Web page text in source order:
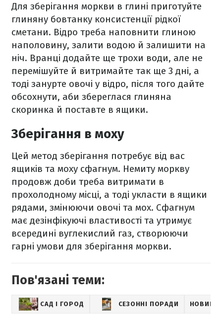
Для зберігання моркви в глині приготуйте
глиняну бовтанку консистенції рідкої
сметани. Відро треба наповнити глиною
наполовину, залити водою й залишити на
ніч. Вранці додайте ще трохи води, але не
перемішуйте й витримайте так ще 3 дні, а
тоді занурте овочі у відро, після того дайте
обсохнути, аби збереглася глиняна
скоринка й поставте в ящики.
Зберігання в моху
Цей метод зберігання потребує від вас
ящиків та моху сфагнум. Немиту моркву
продовж доби треба витримати в
прохолодному місці, а тоді укласти в ящики
рядами, змінюючи овочі та мох. Сфагнум
має дезінфікуючі властивості та утримує
всередині вуглекислий газ, створюючи
гарні умови для зберігання моркви.
Пов'язані теми:
САД І ГОРОД СЕЗОННІ ПОРАДИ НОВИНИ